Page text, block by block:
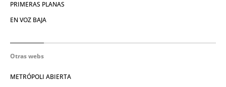
PRIMERAS PLANAS
EN VOZ BAJA
Otras webs
METRÓPOLI ABIERTA